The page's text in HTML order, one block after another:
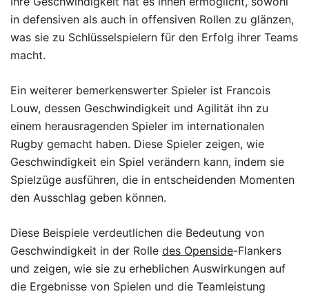
in defensiven als auch in offensiven Rollen zu glänzen,
was sie zu Schlüsselspielern für den Erfolg ihrer Teams
macht.
Ein weiterer bemerkenswerter Spieler ist Francois
Louw, dessen Geschwindigkeit und Agilität ihn zu
einem herausragenden Spieler im internationalen
Rugby gemacht haben. Diese Spieler zeigen, wie
Geschwindigkeit ein Spiel verändern kann, indem sie
Spielzüge ausführen, die in entscheidenden Momenten
den Ausschlag geben können.
Diese Beispiele verdeutlichen die Bedeutung von
Geschwindigkeit in der Rolle des Openside-Flankers
und zeigen, wie sie zu erheblichen Auswirkungen auf
die Ergebnisse von Spielen und die Teamleistung